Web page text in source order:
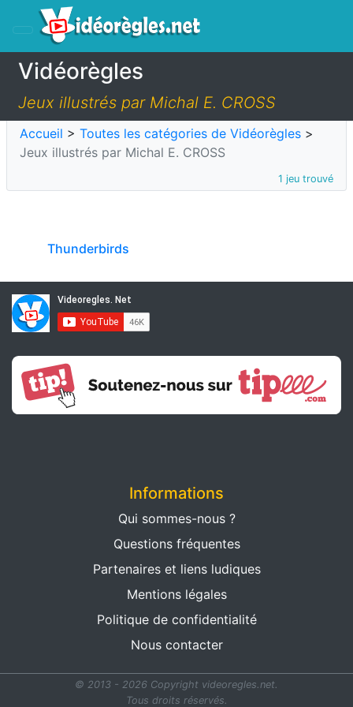
Vidéorègles
Jeux illustrés par Michal E. CROSS
Accueil > Toutes les catégories de Vidéorègles >
Jeux illustrés par Michal E. CROSS
1 jeu trouvé
Thunderbirds
Informations
Qui sommes-nous ?
Questions fréquentes
Partenaires et liens ludiques
Mentions légales
Politique de confidentialité
Nous contacter
© 2013 - 2026 Copyright videoregles.net.
Tous droits réservés.